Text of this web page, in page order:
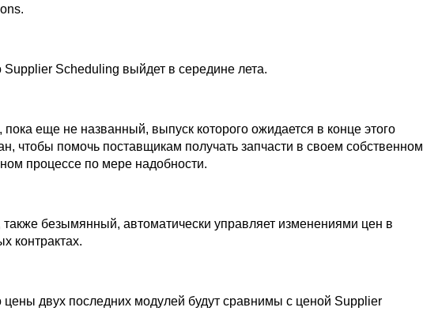
Supplier Scheduling выйдет в середине лета.
пока еще не названный, выпуск которого ожидается в конце этого
чтобы помочь поставщикам получать запчасти в своем собственном
процессе по мере надобности.
также безымянный, автоматически управляет изменениями цен в
контрактах.
цены двух последних модулей будут сравнимы с ценой Supplier